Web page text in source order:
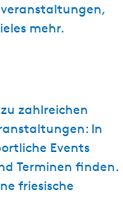
mehr.
zahlreichen
In
Events
Terminen finden.
friesische